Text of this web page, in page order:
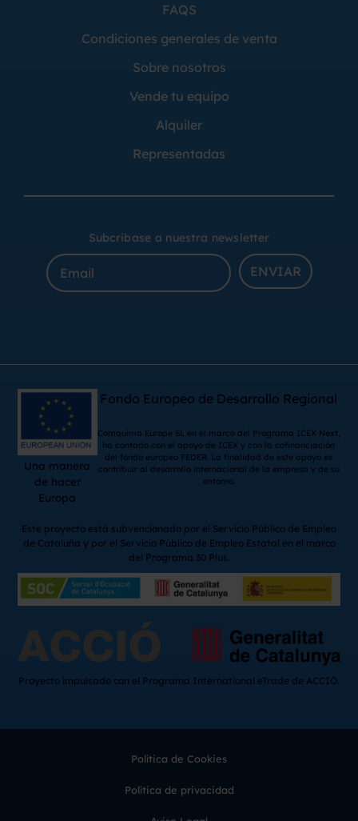
FAQS
Condiciones generales de venta
Sobre nosotros
Vende tu equipo
Alquiler
Representadas
Subcribase a nuestra newsletter
ENVIAR
Una manera
de hacer
Europa
Fondo Europeo de Desarrollo Regional
Comquima Europe SL en el marco del Programa ICEX Next,
ha contado con el apoyo de ICEX y con la cofinanciación
del fondo europeo FEDER. La finalidad de este apoyo es
contribuir al desarrollo internacional de la empresa y de su
entorno.
Este proyecto está subvencionado por el Servicio Público de Empleo
de Cataluña y por el Servicio Público de Empleo Estatal en el marco
del Programa 30 Plus.
Proyecto impulsado con el Programa International eTrade de ACCIÓ.
Política de Cookies
Política de privacidad